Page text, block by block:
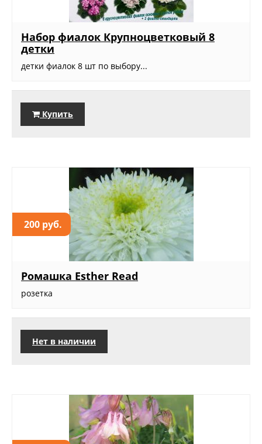
Набор фиалок Крупноцветковый 8
детки
детки фиалок 8 шт по выбору...
Купить
200 руб.
Ромашка Esther Read
розетка
Нет в наличии